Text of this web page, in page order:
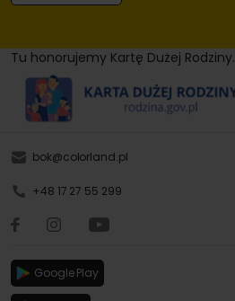
Tu honorujemy Kartę Dużej Rodziny.
bok@colorland.pl
+48 17 27 55 299
Google Play